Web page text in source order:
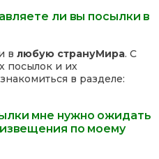
ли вы посылки в
в любую странуМира. С
посылок и их
в разделе:
мне нужно ожидать
по моему